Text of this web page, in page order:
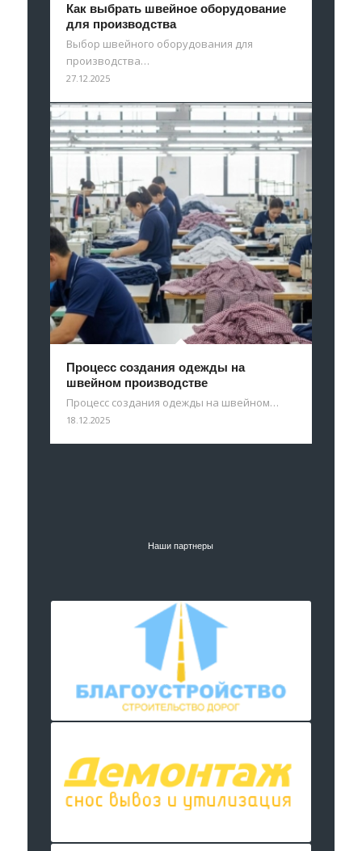
Как выбрать швейное оборудование
для производства
Выбор швейного оборудования для
производства…
27.12.2025
Процесс создания одежды на
швейном производстве
Процесс создания одежды на швейном…
18.12.2025
Наши партнеры